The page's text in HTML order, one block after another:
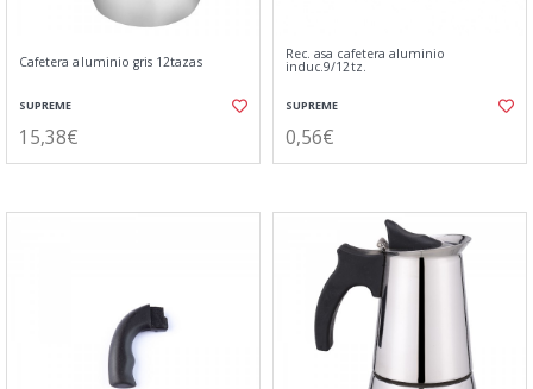
Cafetera aluminio gris 12tazas
SUPREME
15,38€
Rec. asa cafetera aluminio
induc.9/12tz.
SUPREME
0,56€